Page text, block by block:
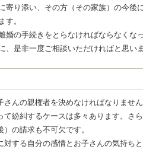
り添い、その方（その家族）の今後
す。
の手続きをとらなければならなくな
是非一度ご相談いただければと思いま
んの親権者を決めなければなりませ
紛糾するケースは多々あります。さ
の請求も不可欠です。
する自分の感情とお子さんの気持ち